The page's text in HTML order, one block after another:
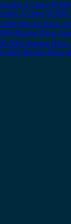
A Class (W168)
Φανάρι Πίσω
2002 Φανάρι Πίσω